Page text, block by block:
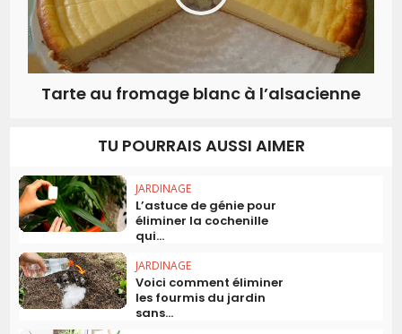
Tarte au fromage blanc à l’alsacienne
TU POURRAIS AUSSI AIMER
JARDINAGE
L’astuce de génie pour
éliminer la cochenille
qui...
JARDINAGE
Voici comment éliminer
les fourmis du jardin
sans...